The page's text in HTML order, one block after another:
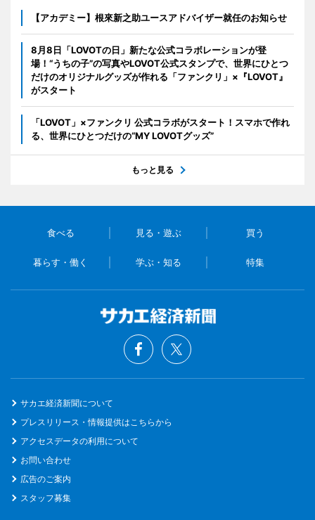
【アカデミー】根來新之助ユースアドバイザー就任のお知らせ
8月8日「LOVOTの日」新たな公式コラボレーションが登
場！“うちの子”の写真やLOVOT公式スタンプで、世界にひとつ
だけのオリジナルグッズが作れる「ファンクリ」×『LOVOT』
がスタート
「LOVOT」×ファンクリ 公式コラボがスタート！スマホで作れ
る、世界にひとつだけの“MY LOVOTグッズ”
もっと見る
食べる 見る・遊ぶ 買う
暮らす・働く 学ぶ・知る 特集
サカエ経済新聞について
プレスリリース・情報提供はこちらから
アクセスデータの利用について
お問い合わせ
広告のご案内
スタッフ募集